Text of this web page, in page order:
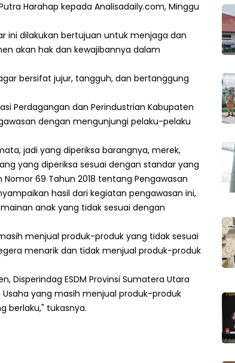
Harahap kepada Analisadaily.com, Minggu
ini dilakukan bertujuan untuk menjaga dan
akan hak dan kewajibannya dalam
bersifat jujur, tangguh, dan bertanggung
Perdagangan dan Perindustrian Kabupaten
dengan mengunjungi pelaku-pelaku
jadi yang diperiksa barangnya, merek,
yang diperiksa sesuai dengan standar yang
69 Tahun 2018 tentang Pengawasan
hasil dari kegiatan pengawasan ini,
anak yang tidak sesuai dengan
menjual produk-produk yang tidak sesuai
menarik dan tidak menjual produk-produk
Disperindag ESDM Provinsi Sumatera Utara
yang masih menjual produk-produk
berlaku," tukasnya.